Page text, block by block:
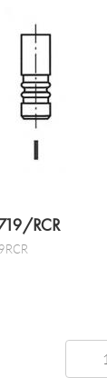
RCR